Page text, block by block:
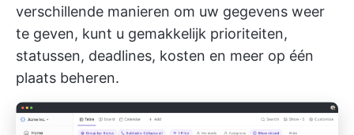
verschillende manieren om uw gegevens weer
te geven, kunt u gemakkelijk prioriteiten,
statussen, deadlines, kosten en meer op één
plaats beheren.